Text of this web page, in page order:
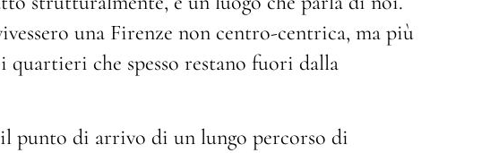
una Firenze non centro-centrica, ma più
quartieri che spesso restano fuori dalla
punto di arrivo di un lungo percorso di